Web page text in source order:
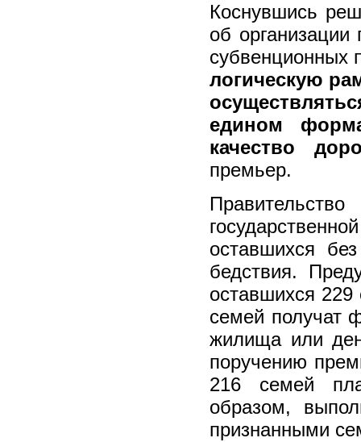
Коснувшись
об
субвенционных
логическую
едином
качество
премьер.
оставшихся
бедствия.
оставшихся
семей получат
жилища или
поручению
216 семей
образом,
признанными